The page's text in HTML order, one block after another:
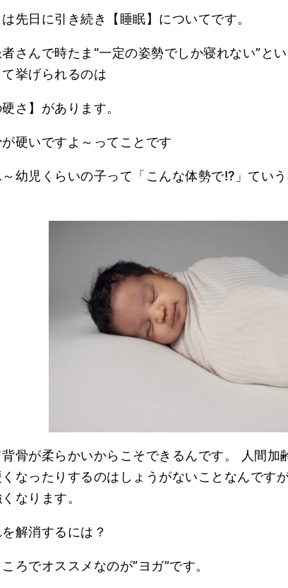
先日に引き続き【睡眠】についてです。
さんで時たま“一定の姿勢でしか寝れない”と
挙げられるのは
硬さ】があります。
硬いですよ～ってことです
幼児くらいの子って「こんな体勢で!?」てい
骨が柔らかいからこそできるんです。 人間加
なったりするのはしょうがないことなんです
なります。
解消するには？
ろでオススメなのが”ヨガ”です。